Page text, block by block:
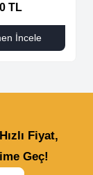
TL
İncele
Fiyat,
Geç!